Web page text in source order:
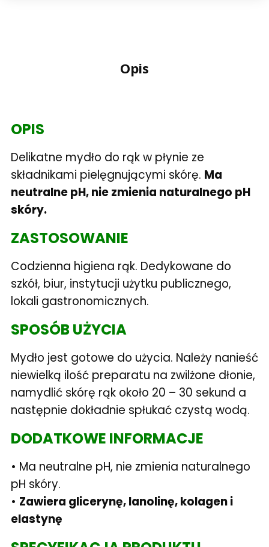
Opis
OPIS
Delikatne mydło do rąk w płynie ze
składnikami pielęgnującymi skórę. Ma
neutralne pH, nie zmienia naturalnego pH
skóry.
ZASTOSOWANIE
Codzienna higiena rąk. Dedykowane do
szkół, biur, instytucji użytku publicznego,
lokali gastronomicznych.
SPOSÓB UŻYCIA
Mydło jest gotowe do użycia. Należy nanieść
niewielką ilość preparatu na zwilżone dłonie,
namydlić skórę rąk około 20 – 30 sekund a
następnie dokładnie spłukać czystą wodą.
DODATKOWE INFORMACJE
• Ma neutralne pH, nie zmienia naturalnego
pH skóry.
• Zawiera glicerynę, lanolinę, kolagen i
elastynę